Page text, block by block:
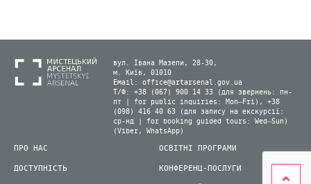
вул. Івана Мазепи, 28-30,
м. Київ, 01010
Email: office@artarsenal.gov.ua
Т/Ф: +38 (067) 900 14 33 (для звернень: пн-
пт | for public inquiries: Mon–Fri), +38
(098) 416 40 63 (для запису на екскурсії:
ср-нд | for booking guided tours: Wed–Sun)
(Viber, WhatsApp)
ПРО НАС
ДОСТУПНІСТЬ
ОСВІТНІ ПРОГРАМИ
КОНФЕРЕНЦ-ПОСЛУГИ